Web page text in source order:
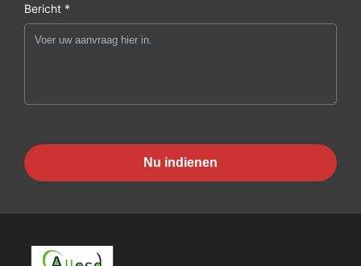
Bericht *
Nu indienen